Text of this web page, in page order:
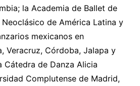
la Academia de Ballet de
de América Latina y
mexicanos en
Veracruz, Córdoba, Jalapa y
Cátedra de Danza Alicia
Complutense de Madrid,